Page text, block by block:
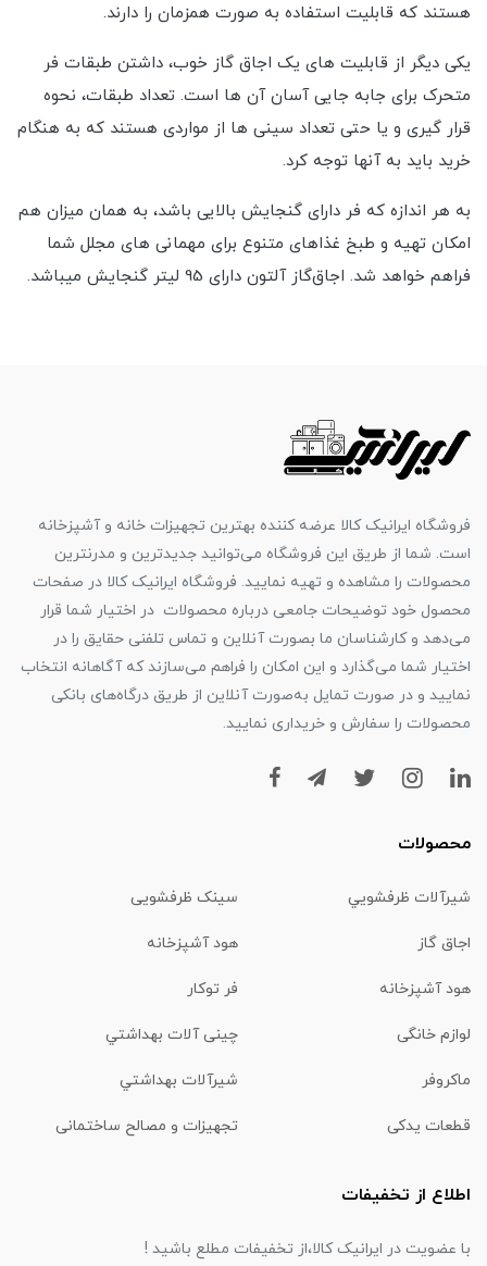
هستند که قابلیت استفاده به صورت همزمان را دارند.
یکی دیگر از قابلیت های یک اجاق گاز خوب، داشتن طبقات فر
متحرک برای جابه جایی آسان آن ها است. تعداد طبقات، نحوه
قرار گیری و یا حتی تعداد سینی ها از مواردی هستند که به هنگام
خرید باید به آنها توجه کرد.
به هر اندازه که فر دارای گنجایش بالایی باشد، به همان میزان هم
امکان تهیه و طبخ غذاهای متنوع برای مهمانی های مجلل شما
فراهم خواهد شد. اجاق‌گاز آلتون دارای 95 لیتر گنجایش میباشد.
فروشگاه ایرانیک کالا عرضه کننده بهترین تجهیزات خانه و آشپزخانه
است. شما از طریق این فروشگاه می‌توانید جدیدترین و مدرنترین
محصولات را مشاهده و تهیه نمایید. فروشگاه ایرانیک کالا در صفحات
محصول خود توضیحات جامعی درباره محصولات در اختیار شما قرار
می‌دهد و کارشناسان ما بصورت آنلاین و تماس تلفنی حقایق را در
اختیار شما می‌گذارد و این امکان را فراهم می‌سازند که آگاهانه انتخاب
نمایید و در صورت تمایل به‌صورت آنلاین از طریق درگاه‌های بانکی
محصولات را سفارش و خریداری نمایید.
محصولات
شیرآلات ظرفشويي سینک ظرفشویی
اجاق گاز هود آشپزخانه
هود آشپزخانه فر توکار
لوازم خانگی چینی آلات بهداشتي
ماكروفر شیرآلات بهداشتي
قطعات یدکی تجهیزات و مصالح ساختمانی
اطلاع از تخفیفات
با عضویت در ایرانیک کالا،از تخفیفات مطلع باشید !